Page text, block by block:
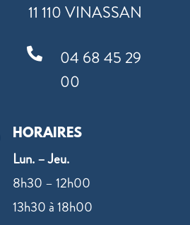
11 110 VINASSAN

04 68 45 29
00
HORAIRES
Lun. – Jeu.
8h30 – 12h00
13h30 à 18h00